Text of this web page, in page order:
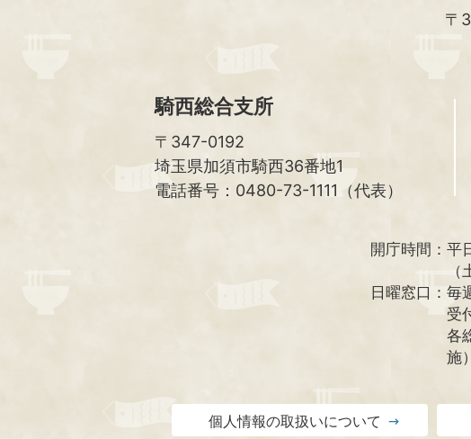
〒
騎西総合支所
〒347-0192
埼玉県加須市騎西36番地1
電話番号：0480-73-1111（代表）
開庁時間： 平
日曜窓口： 毎
受
各
施）
個人情報の取扱いについて